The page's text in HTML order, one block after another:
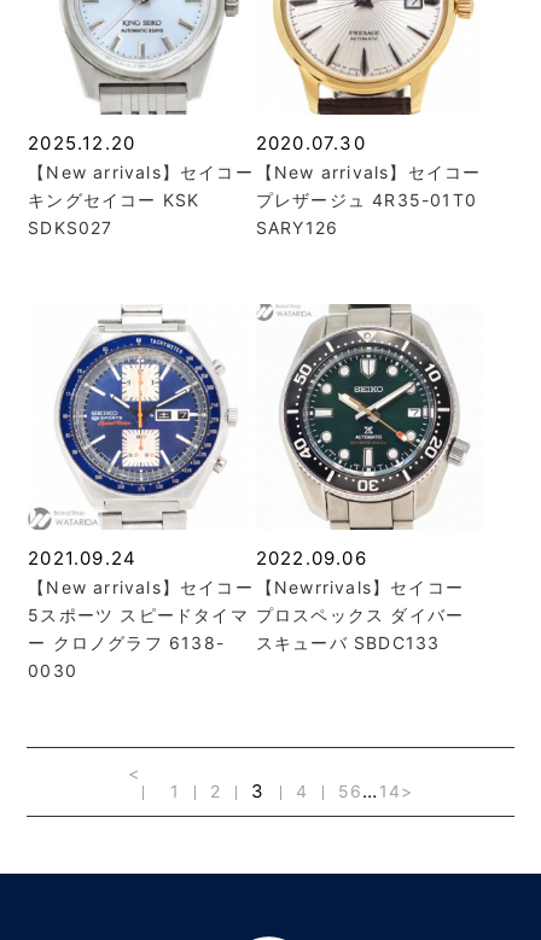
2025.12.20
【New arrivals】セイコー
キングセイコー KSK
SDKS027
2020.07.30
【New arrivals】セイコー
プレザージュ 4R35-01T0
SARY126
2021.09.24
【New arrivals】セイコー
5スポーツ スピードタイマ
ー クロノグラフ 6138-
0030
2022.09.06
【Newrrivals】セイコー
プロスペックス ダイバー
スキューバ SBDC133
<
1
2 3 4 56… 14>